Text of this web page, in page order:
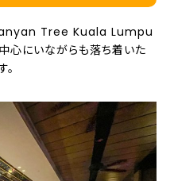
Tree Kuala Lumpu
心にいながらも落ち着いた